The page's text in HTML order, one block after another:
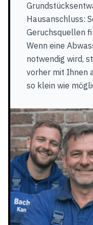
Hausanschluss:
Geruchsquellen
Wenn eine
notwendig wird,
vorher mit Ihnen
so klein wie